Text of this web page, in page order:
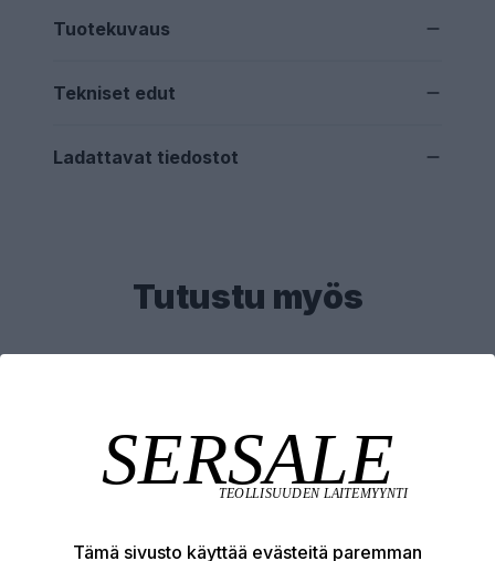
Tuotekuvaus
Tekniset edut
Ladattavat tiedostot
Tutustu myös
Tämä sivusto käyttää evästeitä paremman